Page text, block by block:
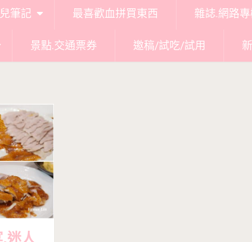
筆記 最喜歡血拼買東西 雜誌.網路專
景點.交通票券 邀稿/試吃/試用
迷人